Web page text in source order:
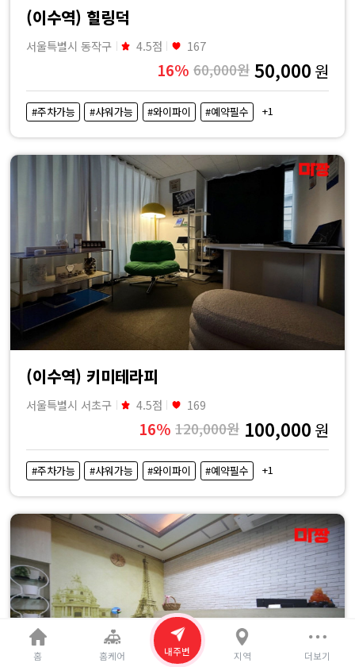
(이수역) 힐링덕
서울특별시 동작구 4.5점 167
16% 60,000원 50,000 원
#주차가능 #샤워가능 #와이파이 #예약필수 +1
(이수역) 키미테라피
서울특별시 서초구 4.5점 169
16% 120,000원 100,000 원
#주차가능 #샤워가능 #와이파이 #예약필수 +1
홈 홈케어 내주변 지역 더보기